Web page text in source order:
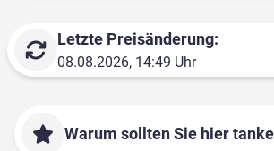
Letzte Preisänderung:
08.08.2026, 14:49 Uhr
Warum sollten Sie hier